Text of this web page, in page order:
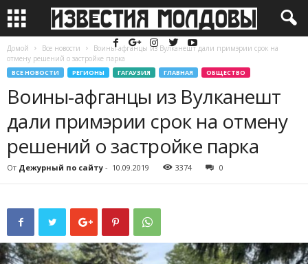
Домой Все новости
Воины-афганцы из Вулканешт дали примэрии срок на
отмену решений о застройке парка
ВСЕ НОВОСТИ РЕГИОНЫ ГАГАУЗИЯ ГЛАВНАЯ ОБЩЕСТВО
Воины-афганцы из Вулканешт
дали примэрии срок на отмену
решений о застройке парка
От Дежурный по сайту - 10.09.2019 3374 0